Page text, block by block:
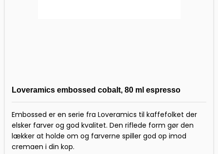
Loveramics embossed cobalt, 80 ml espresso
Embossed er en serie fra Loveramics til kaffefolket der
elsker farver og god kvalitet. Den riflede form gør den
lækker at holde om og farverne spiller god op imod
cremaen i din kop.